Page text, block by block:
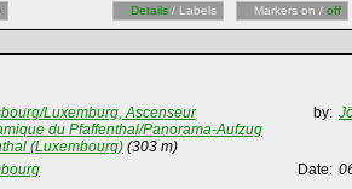
Details / Labels Markers on / off
Luxemburg, Ascenseur
du Pfaffenthal/Panorama-Aufzug
(Luxembourg) (303 m)
by:
Date: